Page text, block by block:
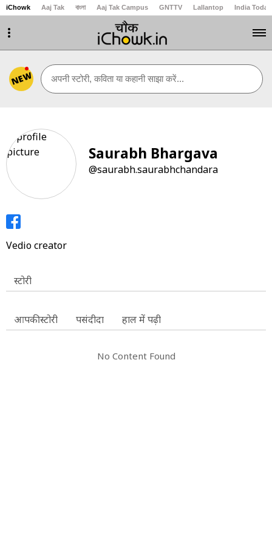
iChowk Aaj Tak বাংলা Aaj Tak Campus GNTTV Lallantop India Today
NEW अपनी स्टोरी, कविता या कहानी साझा करें...
Saurabh Bhargava
@saurabh.saurabhchandara
Vedio creator
स्टोरी
आपकी स्टोरी पसंदीदा हाल में पढ़ी
No Content Found